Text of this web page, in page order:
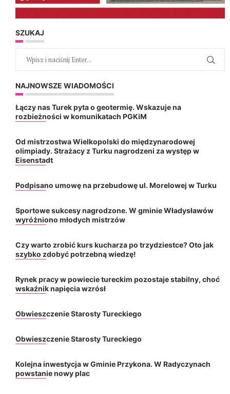
SZUKAJ
NAJNOWSZE WIADOMOŚCI
Łączy nas Turek pyta o geotermię. Wskazuje na
rozbieżności w komunikatach PGKiM
Od mistrzostwa Wielkopolski do międzynarodowej
olimpiady. Strażacy z Turku nagrodzeni za występ w
Eisenstadt
Podpisano umowę na przebudowę ul. Morelowej w Turku
Sportowe sukcesy nagrodzone. W gminie Władysławów
wyróżniono młodych mistrzów
Czy warto zrobić kurs kucharza po trzydziestce? Oto jak
szybko zdobyć potrzebną wiedzę!
Rynek pracy w powiecie tureckim pozostaje stabilny, choć
wskaźnik napięcia wzrósł
Obwieszczenie Starosty Tureckiego
Obwieszczenie Starosty Tureckiego
Kolejna inwestycja w Gminie Przykona. W Radyczynach
powstanie nowy plac